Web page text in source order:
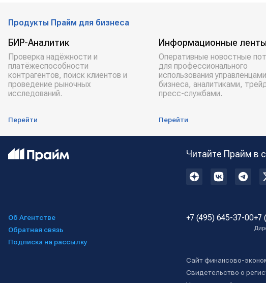
Продукты Прайм для бизнеса
БИР-Аналитик
Проверка надёжности и
платёжеспособности
контрагентов, поиск клиентов и
проведение рыночных
исследований.
Перейти
Информационные ленты
Оперативные новостные
для профессионального
использования управленцами
бизнеса, аналитиками,
пресс-службами.
Перейти
Читайте Прайм в
Об Агентстве
Обратная связь
Подписка на рассылку
+7 (495) 645-37-00+7
Сайт финансово-
Свидетельство о